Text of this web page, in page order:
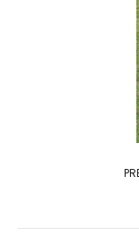
Paketet
(valfri